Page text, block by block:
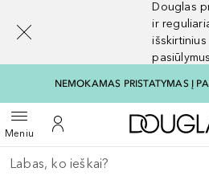
Douglas
ir
išskirtinius
NEMOKAMAS PRISTATYMAS Į
MeniuAtidaryti meniuĮ mano paskyrą
Grįžk atgal
Vykdykite paiešką
[navigation.slideout.screenreader]